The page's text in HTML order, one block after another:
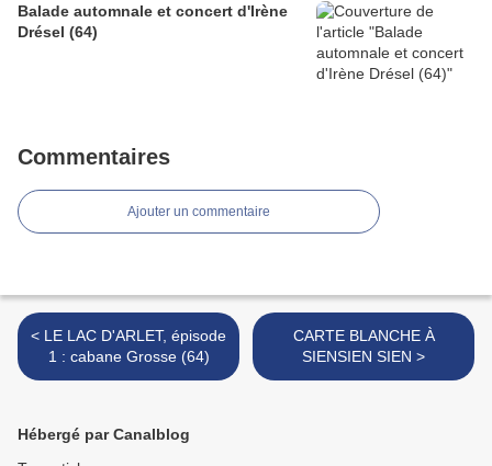
Balade automnale et concert d'Irène
Drésel (64)
Commentaires
Ajouter un commentaire
< LE LAC D'ARLET, épisode
1 : cabane Grosse (64)
CARTE BLANCHE À
SIENSIEN SIEN >
Hébergé par Canalblog